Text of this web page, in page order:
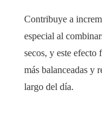
Contribuye a
especial al
secos, y este
más balanceadas y
largo del día.